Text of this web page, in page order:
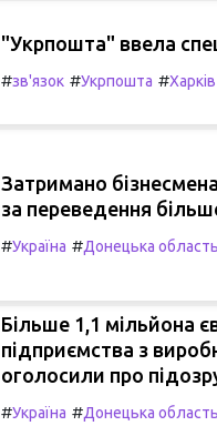
"Укрпошта" ввела
#зв'язок #Укрпошта #Харків
Затримано
за переведення
#Україна #Донецька область
Більше 1,1 мільйона
підприємства з
оголосили про
#Україна #Донецька область